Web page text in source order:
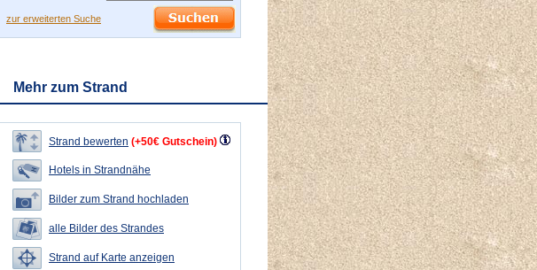
zur erweiterten Suche
Mehr zum Strand
Strand bewerten (+50€ Gutschein)
Hotels in Strandnähe
Bilder zum Strand hochladen
alle Bilder des Strandes
Strand auf Karte anzeigen